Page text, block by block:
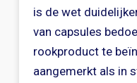
is de wet
van capsules
rookproduct te
aangemerkt als in